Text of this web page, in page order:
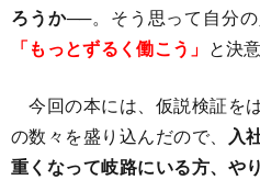
ろうか──。そう思って自分
「もっとずるく働こう」 と決
今回の本には、仮説検証を
の数々を盛り込んだので、 入
重くなって岐路にいる方、や